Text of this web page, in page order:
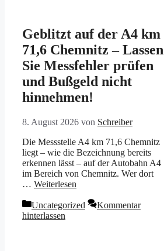
Geblitzt auf der A4 km
71,6 Chemnitz – Lassen
Sie Messfehler prüfen
und Bußgeld nicht
hinnehmen!
8. August 2026 von Schreiber
Die Messstelle A4 km 71,6 Chemnitz
liegt – wie die Bezeichnung bereits
erkennen lässt – auf der Autobahn A4
im Bereich von Chemnitz. Wer dort
… Weiterlesen
Kategorien
Uncategorized
Kommentar
hinterlassen